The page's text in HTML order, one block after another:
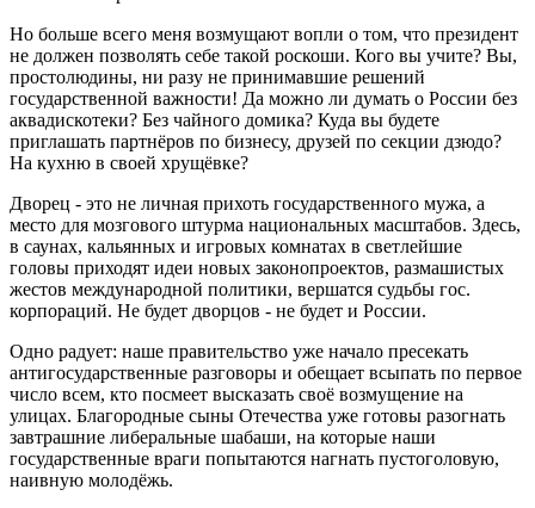
Но больше всего меня возмущают вопли о том, что президент
не должен позволять себе такой роскоши. Кого вы учите? Вы,
простолюдины, ни разу не принимавшие решений
государственной важности! Да можно ли думать о России без
аквадискотеки? Без чайного домика? Куда вы будете
приглашать партнёров по бизнесу, друзей по секции дзюдо?
На кухню в своей хрущёвке?
Дворец - это не личная прихоть государственного мужа, а
место для мозгового штурма национальных масштабов. Здесь,
в саунах, кальянных и игровых комнатах в светлейшие
головы приходят идеи новых законопроектов, размашистых
жестов международной политики, вершатся судьбы гос.
корпораций. Не будет дворцов - не будет и России.
Одно радует: наше правительство уже начало пресекать
антигосударственные разговоры и обещает всыпать по первое
число всем, кто посмеет высказать своё возмущение на
улицах. Благородные сыны Отечества уже готовы разогнать
завтрашние либеральные шабаши, на которые наши
государственные враги попытаются нагнать пустоголовую,
наивную молодёжь.